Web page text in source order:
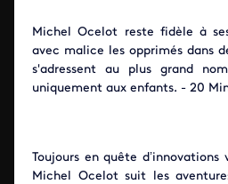
Michel Ocelot reste fidèle à
avec malice les opprimés dans
s'adressent au plus grand
uniquement aux enfants. - 20
Toujours en quête d’innovations
Michel Ocelot suit les